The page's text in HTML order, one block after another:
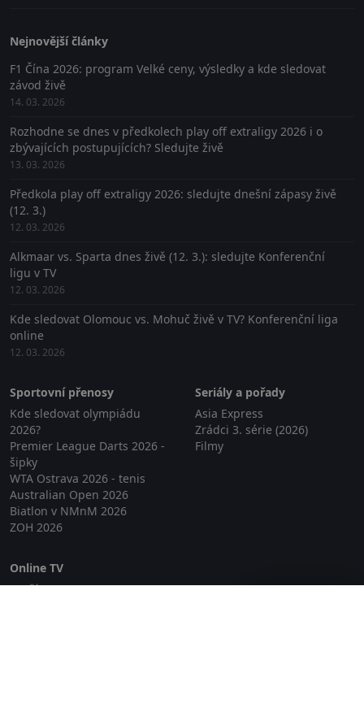
Nejnovější články
F1 Čína 2026: program Velké ceny, výsledky a kde sledovat
závod živě
14. 03. 2026
Rozhodne se dnes v předkolech play off extraligy 2026 i o
zbývajících postupujících? Sledujte živě
13. 03. 2026
Předkola play off extraligy 2026: sledujte dnešní zápasy živě
(12. 3.)
12. 03. 2026
Alkmaar vs. Sparta dnes živě (12. 3.): sledujte Konferenční
ligu v TV
12. 03. 2026
Kde sledovat Olomouc vs. Mohuč živě v TV? Konferenční liga
online
12. 03. 2026
Sportovní přenosy
Kde sledovat olympiádu
2026?
Premier League Darts 2026 -
šipky
WTA Ostrava 2026 - tenis
Australian Open 2026
Biatlon v NMnM 2026
ZOH 2026
Seriály a pořady
Asia Express
Zrádci 3. série (2026)
Filmy
Online TV
Lepší.TV